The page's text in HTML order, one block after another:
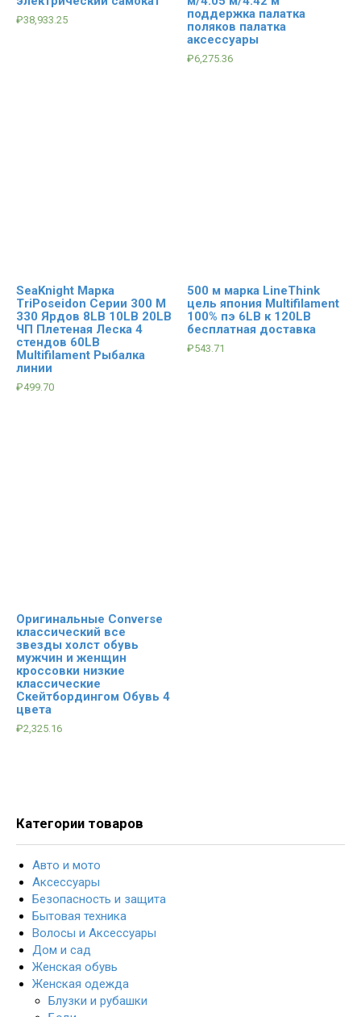
₽38,933.25
поддержка палатка
поляков палатка
аксессуары
₽6,275.36
SeaKnight Марка
TriPoseidon Серии 300 М
330 Ярдов 8LB 10LB 20LB
ЧП Плетеная Леска 4
стендов 60LB
Multifilament Рыбалка
линии
₽499.70
500 м марка LineThink
цель япония Multifilament
100% пэ 6LB к 120LB
бесплатная доставка
₽543.71
Оригинальные Converse
классический все
звезды холст обувь
мужчин и женщин
кроссовки низкие
классические
Скейтбордингом Обувь 4
цвета
₽2,325.16
Категории товаров
Авто и мото
Аксессуары
Безопасность и защита
Бытовая техника
Волосы и Аксессуары
Дом и сад
Женская обувь
Женская одежда
Блузки и рубашки